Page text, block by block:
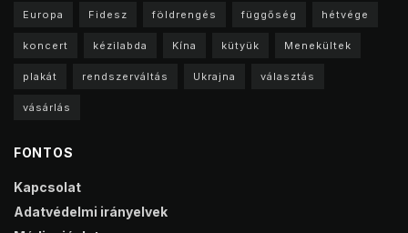
Europa Fidesz földrengés függőség hétvége
koncert kézilabda Kína kütyük Menekültek
plakát rendszerváltás Ukrajna választás
vásárlás
FONTOS
Kapcsolat
Adatvédelmi irányelvek